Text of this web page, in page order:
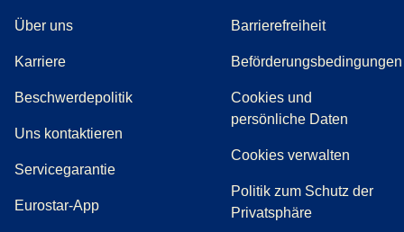
Über uns
Karriere
Beschwerdepolitik( Öffnet einen neuen Tab )
( öffnet eine PDF)
Uns kontaktieren
Servicegarantie
Eurostar-App
Barrierefreiheit
Beförderungsbedingungen
Cookies und
persönliche Daten
Cookies verwalten
Politik zum Schutz der
Privatsphäre